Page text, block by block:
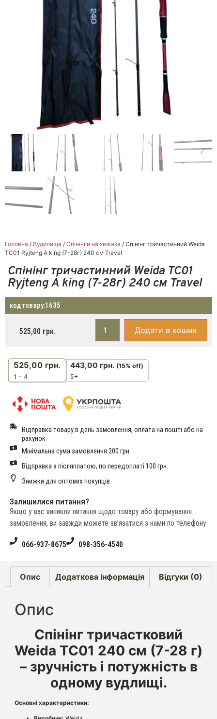
Головна / Вудилища / Спінінги на хижака / Спінінг тричастинний Weida
TC01 Ryjteng A king (7-28г) 240 см Travel
Спінінг тричастинний Weida TC01
Ryjteng A king (7-28г) 240 см Travel
код товару:1635
525,00 грн. Додати в кошик
525,00 грн.
1 - 4
443,00 грн. (15% off)
5+
Відправка товару в день замовлення, оплата на пошті або на
рахунок
Мінімальна сума замовлення 200 грн.
Відправка з післяплатою, по передоплаті 100 грн.
Знижки для оптових покупців
Залишилися питання?
Якщо у вас виникли питання щодо товару або формування
замовлення, ви завжди можете зв’язатися з нами по телефону
066-937-8675 098-356-4540
Опис Додаткова інформація Відгуки (0)
Опис
Спінінг тричастковий
Weida TC01 240 см (7-28 г)
– зручність і потужність в
одному вудлищі.
Основні характеристики: